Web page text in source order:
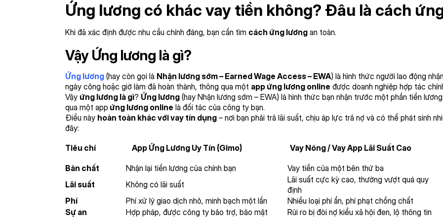
Ứng lương có khác vay tiền không? Đâu là cách
Khi đã xác định được nhu cầu chính đáng, bạn cần tìm cách ứng lương an toàn.
Vậy Ứng lương là gì?
Ứng lương (hay còn gọi là Nhận lương sớm – Earned Wage Access– EWA) là hình thức người lao động
ngày công hoặc giờ làm đã hoàn thành, thông qua một app ứng lương online được doanh nghiệp hợp tác
Vậy ứng lương là gì? Ứng lương (hay Nhận lương sớm – EWA) là hình thức bạn nhận trước một phần tiền
qua một app ứng lương online là đối tác của công ty bạn.
Điều này hoàn toàn khác với vay tín dụng – nơi bạn phải trả lãi suất, chịu áp lực trả nợ và có thể phát sinh
đây:
Tiêu chí
App Ứng Lương Uy Tín (Gimo) Vay Nóng / Vay App Lãi Suất Cao
Bản chất Nhận lại tiền lương của chính bạn
Vay tiền của một bên thứ ba
Lãi suất
Không có lãi suất
Lãi suất cực kỳ cao, thường vượt quá quy
định
Phí
Phí xử lý giao dịch nhỏ, minh bạch một lần
Nhiều loại phí ẩn, phí phạt chồng chất
Sự an
Hợp pháp, được công ty bảo trợ, bảo mật
Rủi ro bị đòi nợ kiểu xã hội đen, lộ thông tin